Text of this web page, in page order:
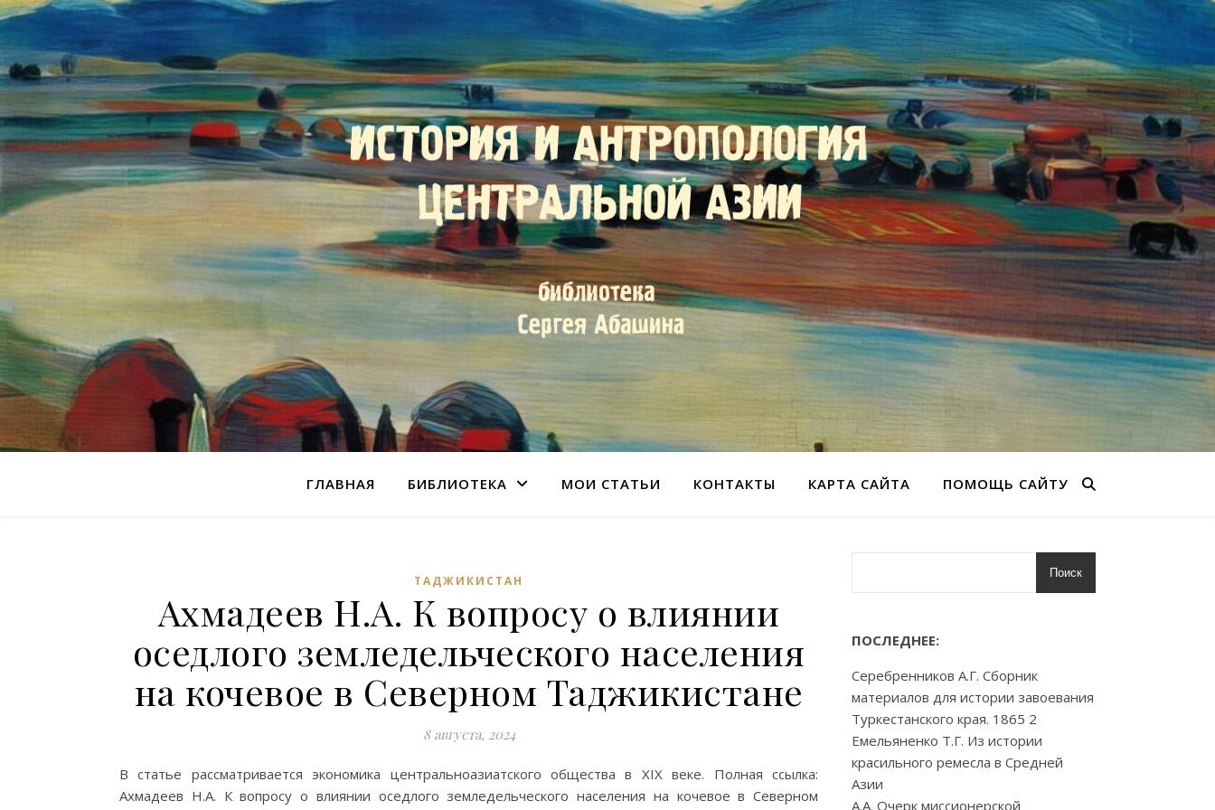
ГЛАВНАЯ БИБЛИОТЕКА МОИ СТАТЬИ КОНТАКТЫ КАРТА САЙТА ПОМОЩЬ САЙТУ
ТАДЖИКИСТАН
Ахмадеев Н.А. К вопросу о влиянии
оседлого земледельческого населения
на кочевое в Северном Таджикистане
8 августа, 2024
В статье рассматривается экономика центральноазиатского общества в XIX веке. Полная ссылка:
Ахмадеев Н.А. К вопросу о влиянии оседлого земледельческого населения на кочевое в Северном
Поиск
ПОСЛЕДНЕЕ:
Серебренников А.Г. Сборник
материалов для истории завоевания
Туркестанского края. 1865 2
Емельяненко Т.Г. Из истории
красильного ремесла в Средней
Азии
А.А. Очерк миссионерской